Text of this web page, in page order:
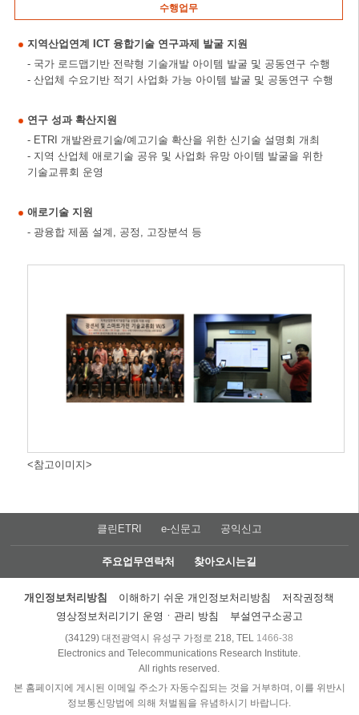
수행업무
지역산업연계 ICT 융합기술 연구과제 발굴 지원
- 국가 로드맵기반 전략형 기술개발 아이템 발굴 및 공동연구 수행
- 산업체 수요기반 적기 사업화 가능 아이템 발굴 및 공동연구 수행
연구 성과 확산지원
- ETRI 개발완료기술/예고기술 확산을 위한 신기술 설명회 개최
- 지역 산업체 애로기술 공유 및 사업화 유망 아이템 발굴을 위한
기술교류회 운영
애로기술 지원
- 광융합 제품 설계, 공정, 고장분석 등
<참고이미지>
클린ETRI e-신문고 공익신고
주요업무연락처 찾아오시는길
개인정보처리방침 이해하기 쉬운 개인정보처리방침
저작권정책
영상정보처리기기 운영ㆍ관리 방침
부설연구소공고
(34129) 대전광역시 유성구 가정로 218, TEL 1466-38
Electronics and Telecommunications Research Institute.
All rights reserved.
본 홈페이지에 게시된 이메일 주소가 자동수집되는 것을 거부하며, 이를 위반시
정보통신망법에 의해 처벌됨을 유념하시기 바랍니다.